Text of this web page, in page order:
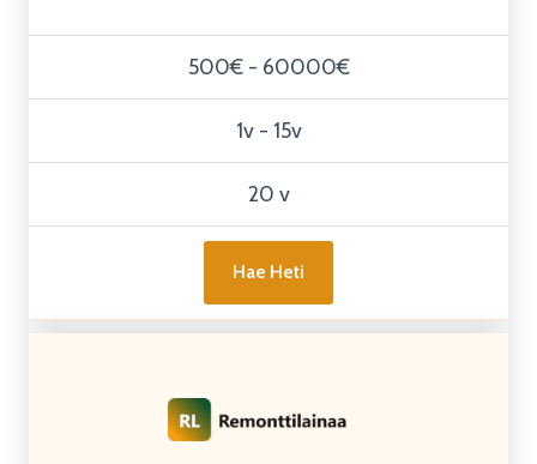
500€ - 60000€
1v - 15v
20 v
Hae Heti